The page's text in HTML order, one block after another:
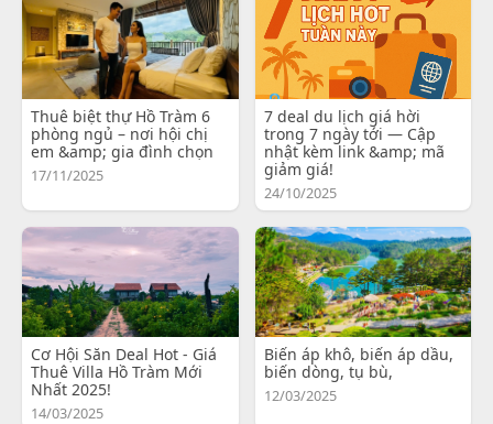
Thuê biệt thự Hồ Tràm 6
phòng ngủ – nơi hội chị
em &amp; gia đình chọn
17/11/2025
7 deal du lịch giá hời
trong 7 ngày tới — Cập
nhật kèm link &amp; mã
giảm giá!
24/10/2025
Cơ Hội Săn Deal Hot - Giá
Thuê Villa Hồ Tràm Mới
Nhất 2025!
14/03/2025
Biến áp khô, biến áp dầu,
biến dòng, tụ bù,
12/03/2025